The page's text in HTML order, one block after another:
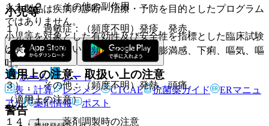
小児等
小児等を対象とした有効性及び安全性を指標とした臨床試験
は実施していない。
適用上の注意、取扱い上の注意
（適用上の注意）
１４．１． 薬剤調製時の注意
１１．２． その他の副作用
１）． 過敏症：（頻度不明）発疹、発赤。
２）． 消化器：（頻度不明）腹部膨満感、下痢、嘔気、嘔
吐。
３）． その他：（頻度不明）発熱、頭痛。
警告
※本製品は疾病の診断・治療・予防を目的としたプログラム
ではありません。
ホーム
ノート
表・計算
レジメン CTCAE 抗菌薬ガイド
ERマニュ
アル
薬剤情報 ポスト